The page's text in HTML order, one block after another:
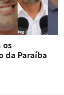
os
da Paraíba